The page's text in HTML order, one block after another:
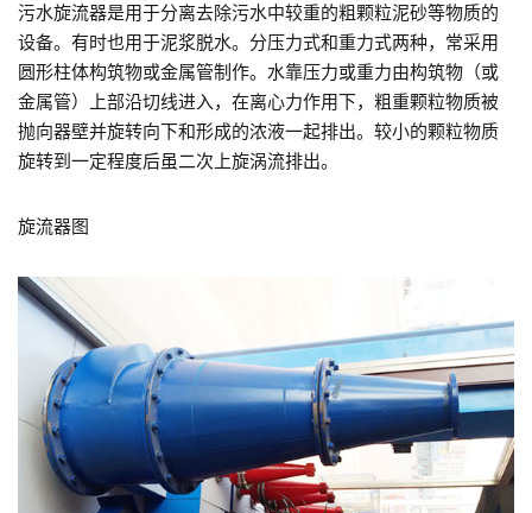
污水旋流器是用于分离去除污水中较重的粗颗粒泥砂等物质的
设备。有时也用于泥浆脱水。分压力式和重力式两种，常采用
圆形柱体构筑物或金属管制作。水靠压力或重力由构筑物（或
金属管）上部沿切线进入，在离心力作用下，粗重颗粒物质被
抛向器壁并旋转向下和形成的浓液一起排出。较小的颗粒物质
旋转到一定程度后虽二次上旋涡流排出。
旋流器图